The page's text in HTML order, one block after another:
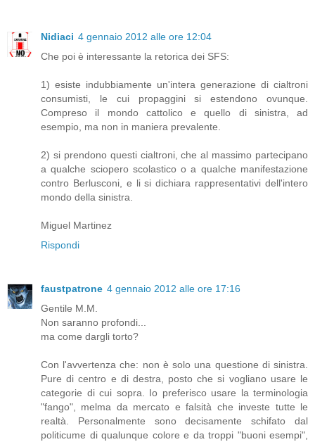
Nidiaci 4 gennaio 2012 alle ore 12:04
Che poi è interessante la retorica dei SFS:
1) esiste indubbiamente un'intera generazione di cialtroni
consumisti, le cui propaggini si estendono ovunque.
Compreso il mondo cattolico e quello di sinistra, ad
esempio, ma non in maniera prevalente.
2) si prendono questi cialtroni, che al massimo partecipano
a qualche sciopero scolastico o a qualche manifestazione
contro Berlusconi, e li si dichiara rappresentativi dell'intero
mondo della sinistra.
Miguel Martinez
Rispondi
faustpatrone 4 gennaio 2012 alle ore 17:16
Gentile M.M.
Non saranno profondi...
ma come dargli torto?
Con l'avvertenza che: non è solo una questione di sinistra.
Pure di centro e di destra, posto che si vogliano usare le
categorie di cui sopra. Io preferisco usare la terminologia
"fango", melma da mercato e falsità che investe tutte le
realtà. Personalmente sono decisamente schifato dal
politicume di qualunque colore e da troppi "buoni esempi",